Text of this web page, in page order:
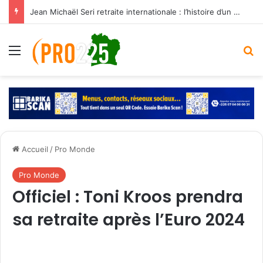
Jean Michaël Seri retraite internationale : l’histoire d’un maestro qui a marqué les Éléphants
Menu
Accueil / Pro Monde
Pro Monde
Officiel : Toni Kroos prendra
sa retraite après l’Euro 2024